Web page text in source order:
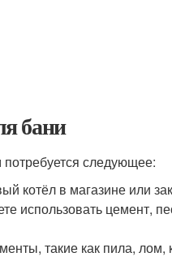
бани
следующее:
котёл в магазине или
использовать цемент,
такие как пила,